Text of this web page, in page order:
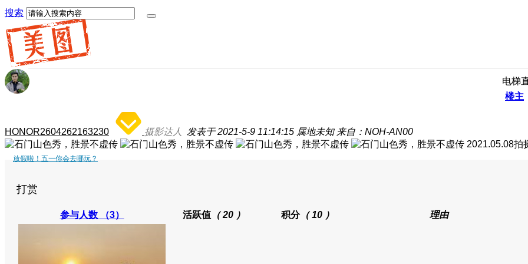
搜索
电梯
楼主
HONOR2604262163230 摄影达人 发表于 2021-5-9 11:14:15 属地未知 来自：NOH-AN00
2021.05.08拍
放假啦！五一你会去哪玩？
打赏
参与人数 （3） 活跃值（ 20 ） 积分（ 10 ） 理由